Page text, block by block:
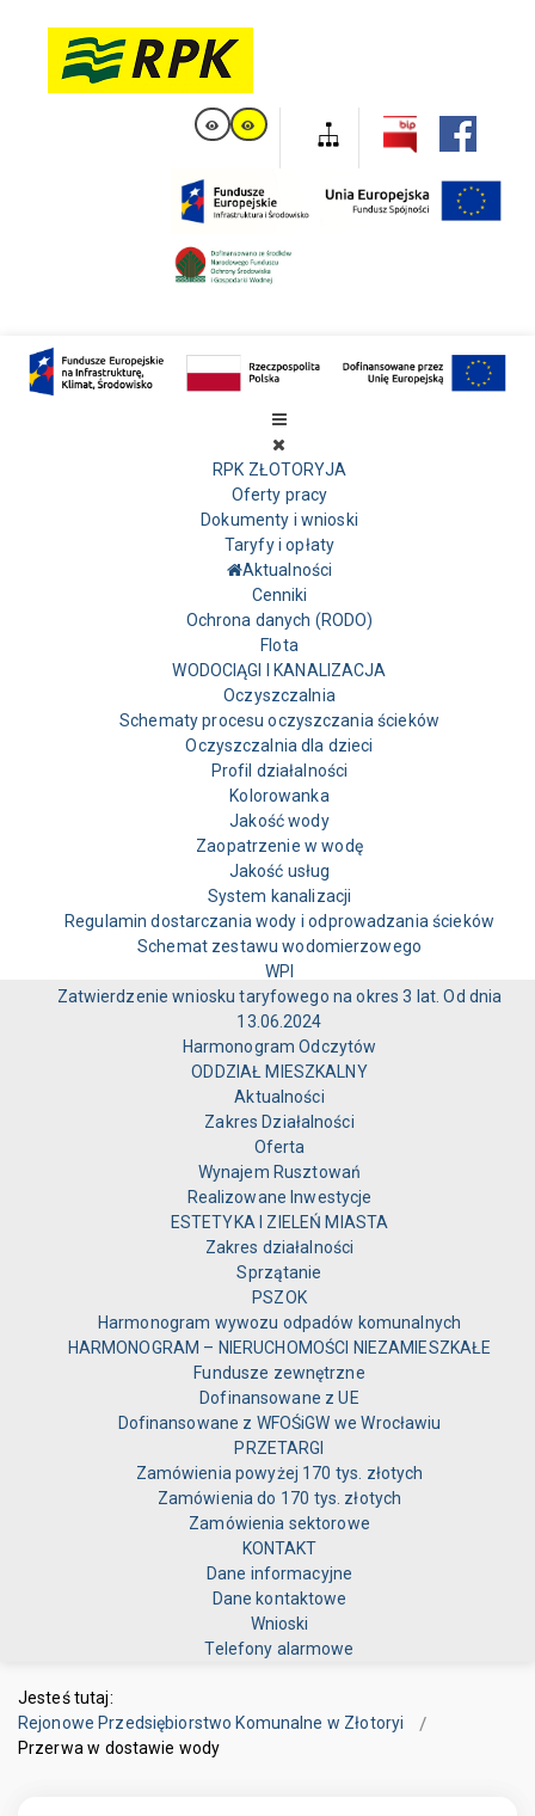
RPK ZŁOTORYJA
Oferty pracy
Dokumenty i wnioski
Taryfy i opłaty
Aktualności
Cenniki
Ochrona danych (RODO)
Flota
WODOCIĄGI I KANALIZACJA
Oczyszczalnia
Schematy procesu oczyszczania ścieków
Oczyszczalnia dla dzieci
Profil działalności
Kolorowanka
Jakość wody
Zaopatrzenie w wodę
Jakość usług
System kanalizacji
Regulamin dostarczania wody i odprowadzania ścieków
Schemat zestawu wodomierzowego
WPI
Zatwierdzenie wniosku taryfowego na okres 3 lat. Od dnia
13.06.2024
Harmonogram Odczytów
ODDZIAŁ MIESZKALNY
Aktualności
Zakres Działalności
Oferta
Wynajem Rusztowań
Realizowane Inwestycje
ESTETYKA I ZIELEŃ MIASTA
Zakres działalności
Sprzątanie
PSZOK
Harmonogram wywozu odpadów komunalnych
HARMONOGRAM – NIERUCHOMOŚCI NIEZAMIESZKAŁE
Fundusze zewnętrzne
Dofinansowane z UE
Dofinansowane z WFOŚiGW we Wrocławiu
PRZETARGI
Zamówienia powyżej 170 tys. złotych
Zamówienia do 170 tys. złotych
Zamówienia sektorowe
KONTAKT
Dane informacyjne
Dane kontaktowe
Wnioski
Telefony alarmowe
Jesteś tutaj:
Rejonowe Przedsiębiorstwo Komunalne w Złotoryi
Przerwa w dostawie wody